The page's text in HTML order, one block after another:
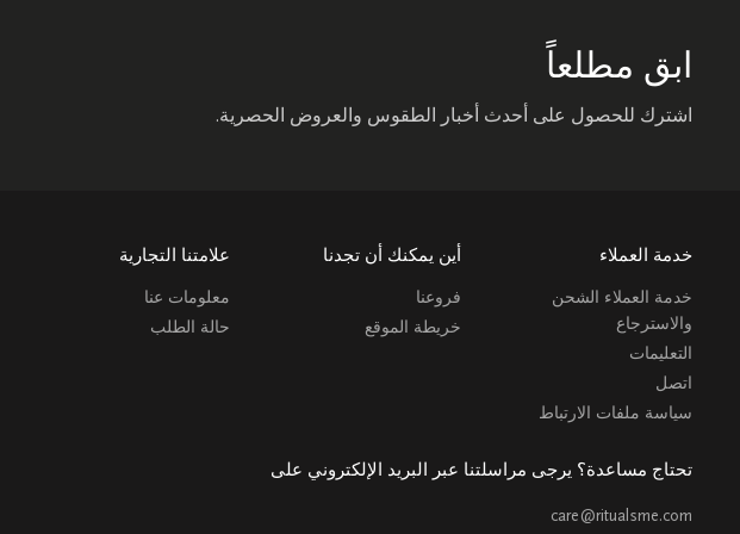
ابق مطلعاً
اشترك للحصول على أحدث أخبار الطقوس والعروض الحصرية.
خدمة العملاء
خدمة العملاء الشحن
والاسترجاع
التعليمات
اتصل
سياسة ملفات الارتباط
أين يمكنك أن تجدنا
فروعنا
خريطة الموقع
علامتنا التجارية
معلومات عنا
حالة الطلب
تحتاج مساعدة؟ يرجى مراسلتنا عبر البريد الإلكتروني على
care@ritualsme.com